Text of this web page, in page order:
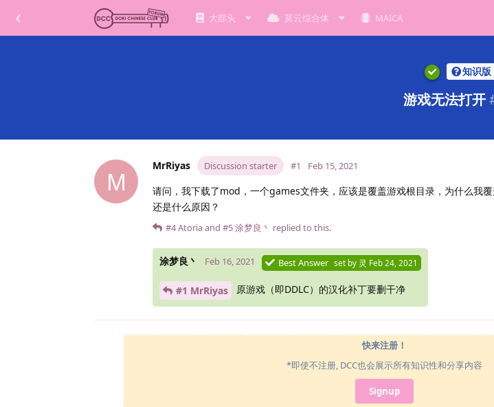
大部头 莫云综合体 MAICA
知识版
游戏无法打开
M
MrRiyas Discussion starter #1 Feb 15, 2021
请问，我下载了mod，一个games文件夹，应该是覆盖游戏根目录，为什么我
还是什么原因？
#4Atoriaand #5涂梦良丶 replied to this.
涂梦良丶 Feb 16, 2021 Best Answer set by 灵 Feb 24, 2021
#1 MrRiyas 原游戏（即DDLC）的汉化补丁要删干净
快来注册！
*即使不注册, DCC也会展示所有知识性和分享内容
Signup